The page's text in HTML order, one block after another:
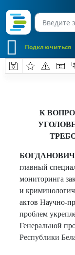
Подключиться
К
БОГДАНОВИЧ
главный
мониторинга
и
актов Научно-
проблем
Генеральной
Республики